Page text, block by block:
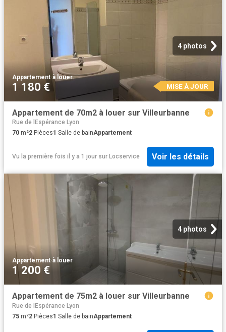
4 photos
Appartement·à louer
1 180 € MISE À JOUR
Appartement de 70m2 à louer sur Villeurbanne
Rue de lEspérance Lyon
70 m²2 Pièces1 Salle de bainAppartement
Vu la première fois il y a 1 jour sur Locservice Voir les détails
4 photos
Appartement·à louer
1 200 €
Appartement de 75m2 à louer sur Villeurbanne
Rue de lEspérance Lyon
75 m²2 Pièces1 Salle de bainAppartement